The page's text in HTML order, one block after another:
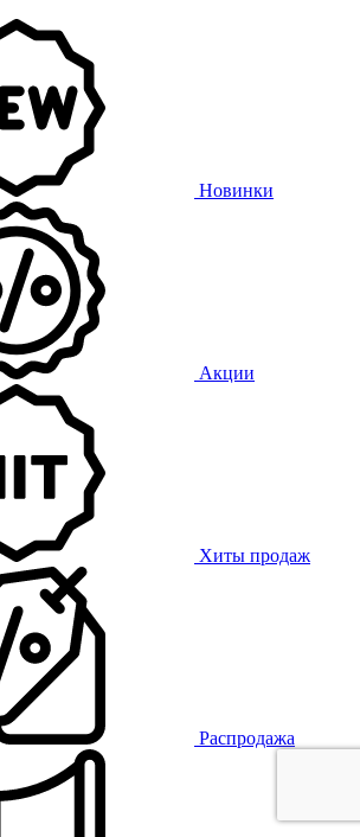
Новинки
Акции
Хиты продаж
Распродажа